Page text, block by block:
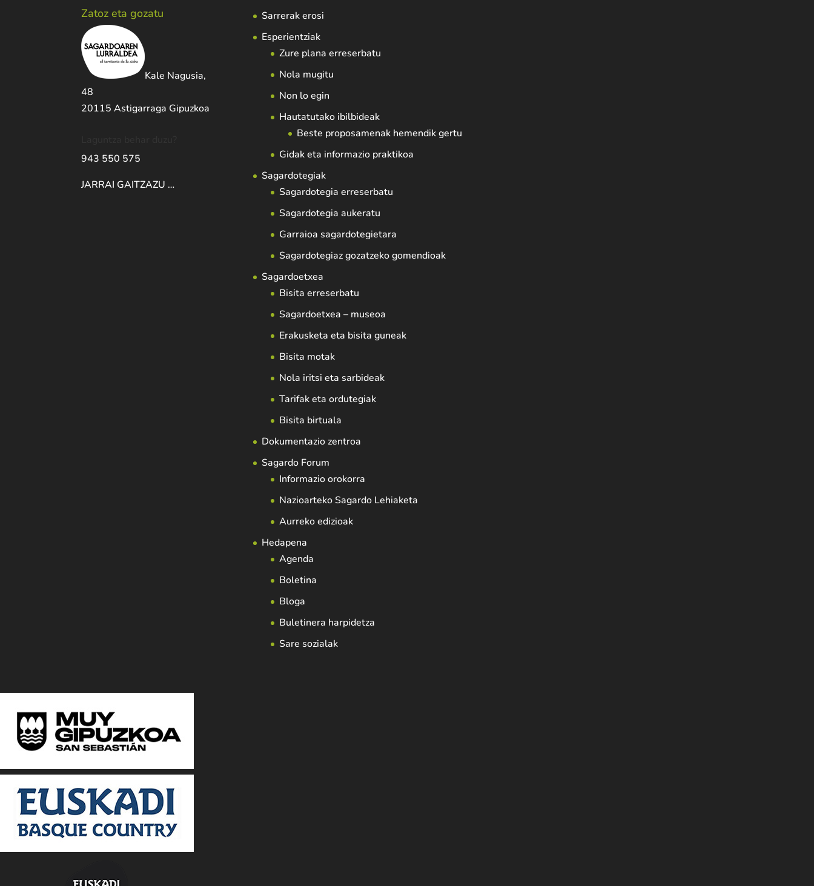
Zatoz eta gozatu
Kale Nagusia,
48
20115 Astigarraga Gipuzkoa
943 550 575
JARRAI GAITZAZU …
Sarrerak erosi
Esperientziak
Zure plana erreserbatu
Nola mugitu
Non lo egin
Hautatutako ibilbideak
Beste proposamenak hemendik gertu
Gidak eta informazio praktikoa
Sagardotegiak
Sagardotegia erreserbatu
Sagardotegia aukeratu
Garraioa sagardotegietara
Sagardotegiaz gozatzeko gomendioak
Sagardoetxea
Bisita erreserbatu
Sagardoetxea – museoa
Erakusketa eta bisita guneak
Bisita motak
Nola iritsi eta sarbideak
Tarifak eta ordutegiak
Bisita birtuala
Dokumentazio zentroa
Sagardo Forum
Informazio orokorra
Nazioarteko Sagardo Lehiaketa
Aurreko edizioak
Hedapena
Agenda
Boletina
Bloga
Buletinera harpidetza
Sare sozialak